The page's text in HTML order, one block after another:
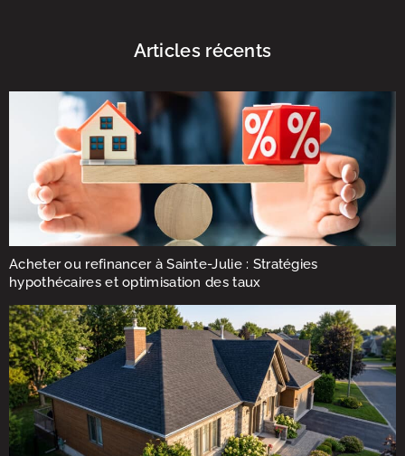
Articles récents
Acheter ou refinancer à Sainte-Julie : Stratégies
hypothécaires et optimisation des taux